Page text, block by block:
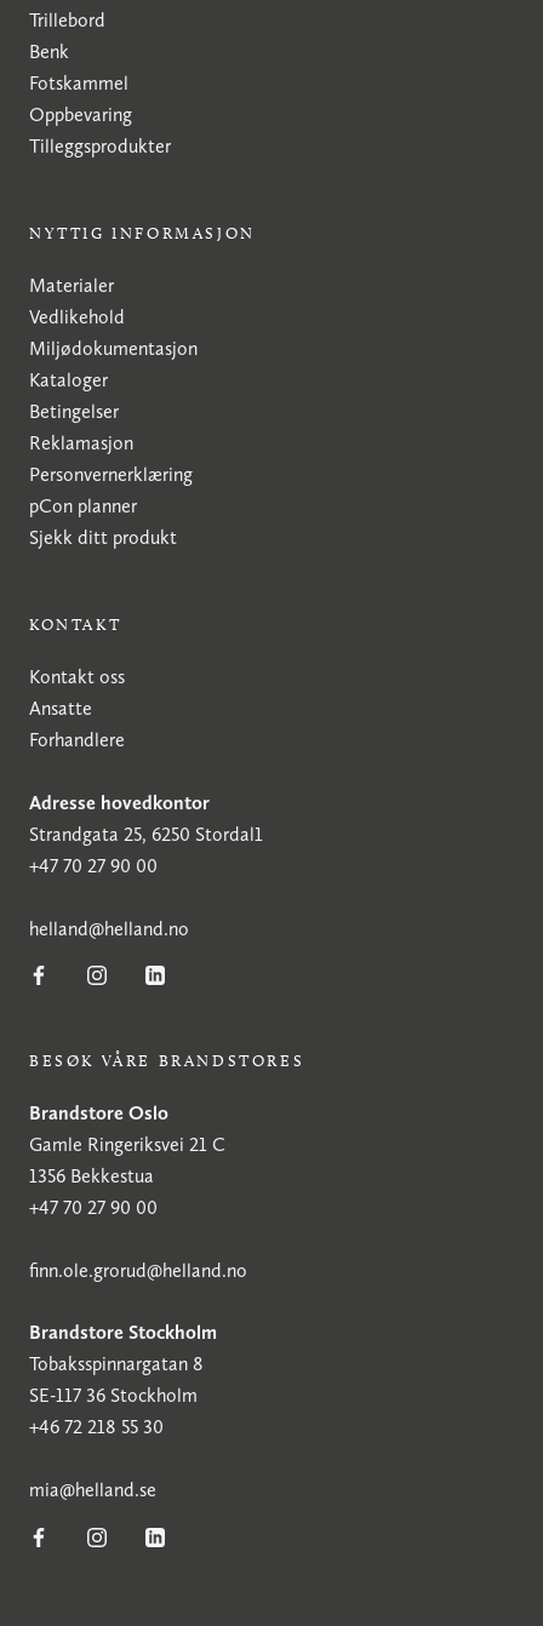
Trillebord
Benk
Fotskammel
Oppbevaring
Tilleggsprodukter
NYTTIG INFORMASJON
Materialer
Vedlikehold
Miljødokumentasjon
Kataloger
Betingelser
Reklamasjon
Personvernerklæring
pCon planner
Sjekk ditt produkt
KONTAKT
Kontakt oss
Ansatte
Forhandlere
Adresse hovedkontor
Strandgata 25, 6250 Stordal1
+47 70 27 90 00
helland@helland.no
BESØK VÅRE BRANDSTORES
Brandstore Oslo
Gamle Ringeriksvei 21 C
1356 Bekkestua
+47 70 27 90 00
finn.ole.grorud@helland.no
Brandstore Stockholm
Tobaksspinnargatan 8
SE-117 36 Stockholm
+46 72 218 55 30
mia@helland.se